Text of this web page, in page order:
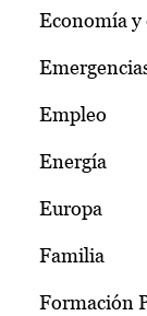
Economía y
Empleo
Energía
Europa
Familia
Formación